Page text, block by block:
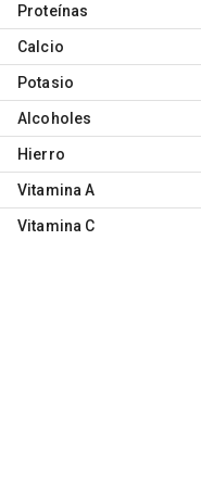
Proteínas
Calcio
Potasio
Alcoholes
Hierro
Vitamina A
Vitamina C